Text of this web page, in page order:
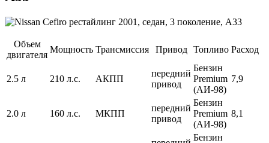
Объем
двигателя
Мощность Трансмиссия Привод Топливо Расход
2.5 л 210 л.с. АКПП
передний
привод
Бензин
Premium
(АИ-98)
7,9
2.0 л 160 л.с. МКПП
передний
привод
Бензин
Premium
(АИ-98)
8,1
Бензин